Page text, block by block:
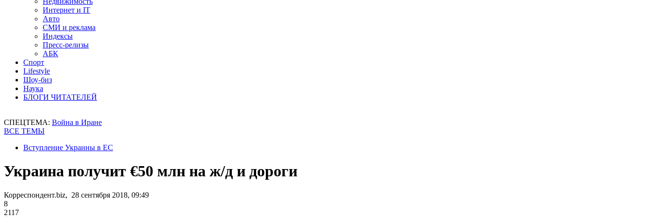
Интернет и IT
Авто
СМИ и реклама
Индексы
Пресс-релизы
АБК
Спорт
Lifestyle
Шоу-биз
Наука
БЛОГИ ЧИТАТЕЛЕЙ
СПЕЦТЕМА: Война в Иране
ВСЕ ТЕМЫ
Вступление Украины в ЕС
Украина получит €50 млн на ж/д и дороги
Корреспондент.biz, 28 сентября 2018, 09:49
8
2117